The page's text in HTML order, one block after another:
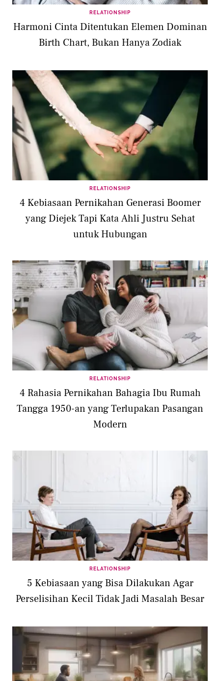
RELATIONSHIP
Harmoni Cinta Ditentukan Elemen Dominan
Birth Chart, Bukan Hanya Zodiak
RELATIONSHIP
4 Kebiasaan Pernikahan Generasi Boomer
yang Diejek Tapi Kata Ahli Justru Sehat
untuk Hubungan
RELATIONSHIP
4 Rahasia Pernikahan Bahagia Ibu Rumah
Tangga 1950-an yang Terlupakan Pasangan
Modern
RELATIONSHIP
5 Kebiasaan yang Bisa Dilakukan Agar
Perselisihan Kecil Tidak Jadi Masalah Besar